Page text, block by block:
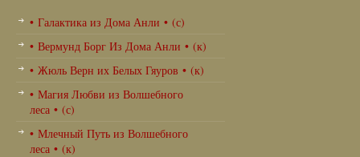
• Галактика из Дома Анли • (с)
• Вермунд Борг Из Дома Анли • (к)
• Жюль Верн их Белых Гяуров • (к)
• Магия Любви из Волшебного
леса • (с)
• Млечный Путь из Волшебного
леса • (к)